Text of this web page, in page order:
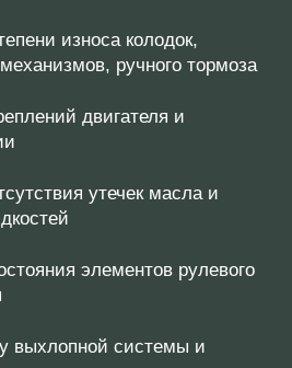
износа колодок,
ручного тормоза
двигателя и
утечек масла и
элементов рулевого
выхлопной системы и